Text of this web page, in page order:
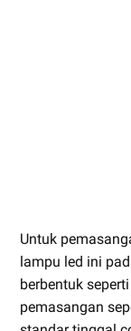
Untuk
lampu led ini
berbentuk
pemasangan